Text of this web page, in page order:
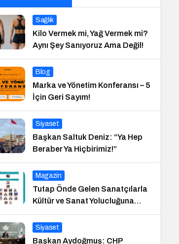
Sağlık
Kilo Vermek mi, Yağ Vermek mi?
Aynı Şey Sanıyoruz Ama Değil!
Blog
Marka ve Yönetim Konferansı – 5
İçin Geri Sayım!
Siyaset
Başkan Saltuk Deniz: “Ya Hep
Beraber Ya Hiçbirimiz!”
Magazin
Tutap Önde Gelen Sanatçılarla
Kültür ve Sanat Yolucluğuna
Devam Ediyor
Siyaset
Başkan Aydoğmuş: CHP